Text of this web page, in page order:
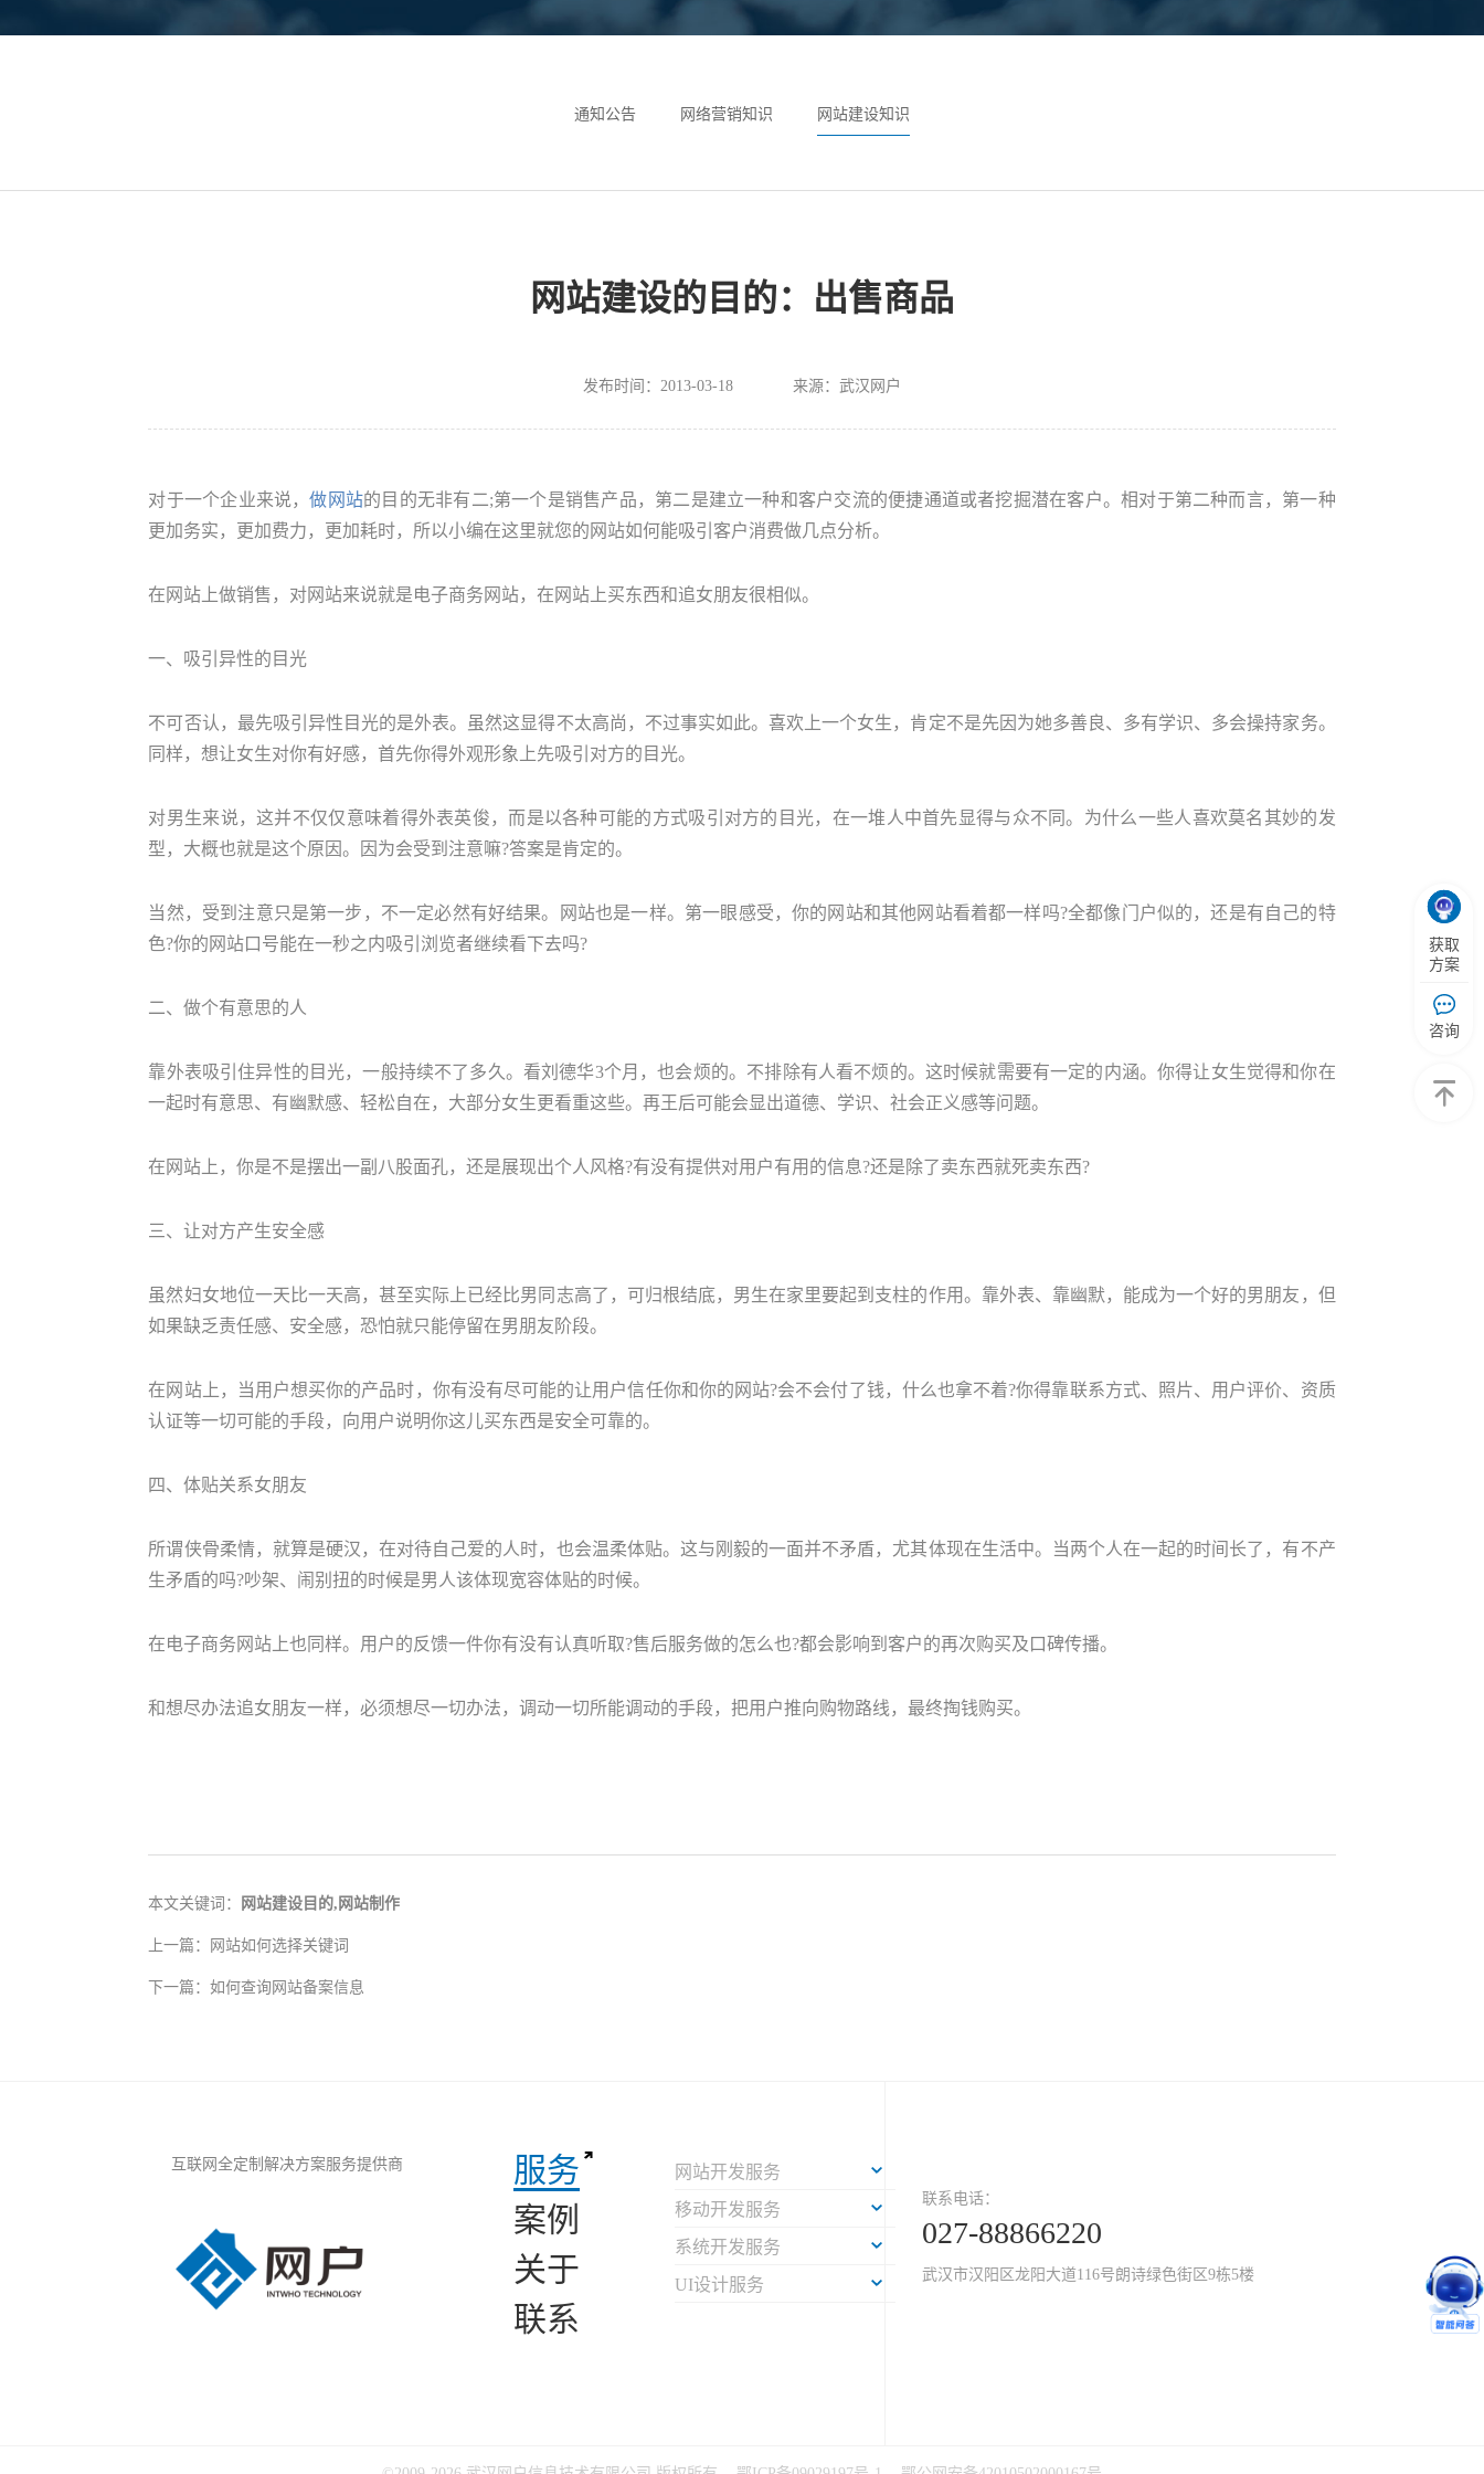
通知公告 网络营销知识 网站建设知识
网站建设的目的：出售商品
发布时间：2013-03-18 来源：武汉网户
对于一个企业来说，做网站的目的无非有二;第一个是销售产品，第二是建立一种和客户交流的便捷通道或者挖掘潜在客户。相对于第二种而言，第一种
更加务实，更加费力，更加耗时，所以小编在这里就您的网站如何能吸引客户消费做几点分析。
在网站上做销售，对网站来说就是电子商务网站，在网站上买东西和追女朋友很相似。
一、吸引异性的目光
不可否认，最先吸引异性目光的是外表。虽然这显得不太高尚，不过事实如此。喜欢上一个女生，肯定不是先因为她多善良、多有学识、多会操持家务。
同样，想让女生对你有好感，首先你得外观形象上先吸引对方的目光。
对男生来说，这并不仅仅意味着得外表英俊，而是以各种可能的方式吸引对方的目光，在一堆人中首先显得与众不同。为什么一些人喜欢莫名其妙的发
型，大概也就是这个原因。因为会受到注意嘛?答案是肯定的。
当然，受到注意只是第一步，不一定必然有好结果。网站也是一样。第一眼感受，你的网站和其他网站看着都一样吗?全都像门户似的，还是有自己的特
色?你的网站口号能在一秒之内吸引浏览者继续看下去吗?
二、做个有意思的人
靠外表吸引住异性的目光，一般持续不了多久。看刘德华3个月，也会烦的。不排除有人看不烦的。这时候就需要有一定的内涵。你得让女生觉得和你在
一起时有意思、有幽默感、轻松自在，大部分女生更看重这些。再王后可能会显出道德、学识、社会正义感等问题。
在网站上，你是不是摆出一副八股面孔，还是展现出个人风格?有没有提供对用户有用的信息?还是除了卖东西就死卖东西?
三、让对方产生安全感
虽然妇女地位一天比一天高，甚至实际上已经比男同志高了，可归根结底，男生在家里要起到支柱的作用。靠外表、靠幽默，能成为一个好的男朋友，但
如果缺乏责任感、安全感，恐怕就只能停留在男朋友阶段。
在网站上，当用户想买你的产品时，你有没有尽可能的让用户信任你和你的网站?会不会付了钱，什么也拿不着?你得靠联系方式、照片、用户评价、资质
认证等一切可能的手段，向用户说明你这儿买东西是安全可靠的。
四、体贴关系女朋友
所谓侠骨柔情，就算是硬汉，在对待自己爱的人时，也会温柔体贴。这与刚毅的一面并不矛盾，尤其体现在生活中。当两个人在一起的时间长了，有不产
生矛盾的吗?吵架、闹别扭的时候是男人该体现宽容体贴的时候。
在电子商务网站上也同样。用户的反馈一件你有没有认真听取?售后服务做的怎么也?都会影响到客户的再次购买及口碑传播。
和想尽办法追女朋友一样，必须想尽一切办法，调动一切所能调动的手段，把用户推向购物路线，最终掏钱购买。
本文关键词： 网站建设目的,网站制作
上一篇： 网站如何选择关键词
下一篇：如何查询网站备案信息
互联网全定制解决方案服务提供商 服务
网站开发服务
移动开发服务
系统开发服务
UI设计服务
案例
关于
联系
联系电话：
027-88866220
武汉市汉阳区龙阳大道116号朗诗绿色街区9栋5楼
获取
方案
咨询